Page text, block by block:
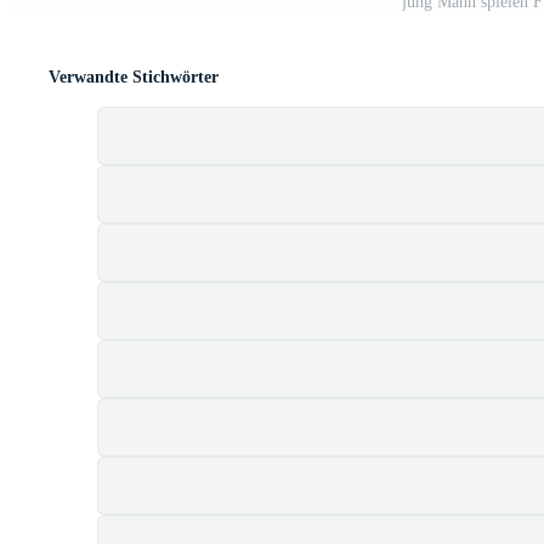
Verwandte Stichwörter